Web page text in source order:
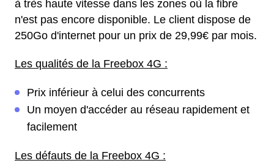
à très haute vitesse dans les zones où la fibre
n'est pas encore disponible. Le client dispose de
250Go d'internet pour un prix de 29,99€ par mois.
Les qualités de la Freebox 4G :
Prix inférieur à celui des concurrents
Un moyen d'accéder au réseau rapidement et
facilement
Les défauts de la Freebox 4G :